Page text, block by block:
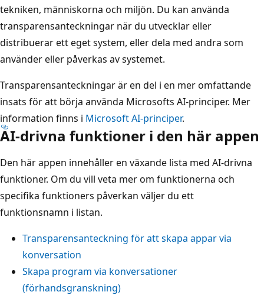
tekniken, människorna och miljön. Du kan använda
transparensanteckningar när du utvecklar eller
distribuerar ett eget system, eller dela med andra som
använder eller påverkas av systemet.
Transparensanteckningar är en del i en mer omfattande
insats för att börja använda Microsofts AI-principer. Mer
information finns i Microsoft AI-principer.
AI-drivna funktioner i den här appen
Den här appen innehåller en växande lista med AI-drivna
funktioner. Om du vill veta mer om funktionerna och
specifika funktioners påverkan väljer du ett
funktionsnamn i listan.
Transparensanteckning för att skapa appar via
konversation
Skapa program via konversationer
(förhandsgranskning)